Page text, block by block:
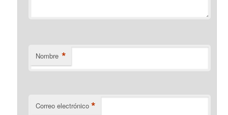
Nombre *
Correo electrónico *